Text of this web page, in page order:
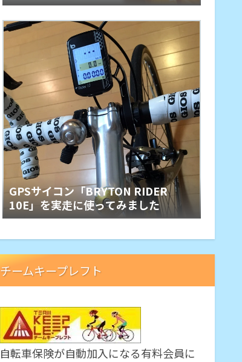
GPSサイコン「BRYTON RIDER
10E」を実走に使ってみました
チームキープレフト
自転車保険が自動加入になる有料会員に